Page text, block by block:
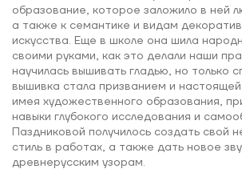
образование, которое заложило в ней
а также к семантике и видам
искусства. Еще в школе она шила
своими руками, как это делали наши
научилась вышивать гладью, но только
вышивка стала призванием и
имея художественного образования,
навыки глубокого исследования и
Паздниковой получилось создать свой
стиль в работах, а также дать новое
древнерусским узорам.